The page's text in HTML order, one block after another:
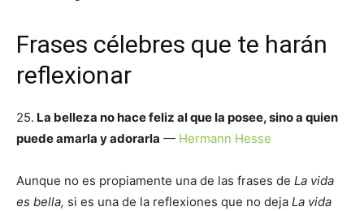
Frases célebres que te harán
reflexionar
25. La belleza no hace feliz al que la posee, sino a quien
puede amarla y adorarla — Hermann Hesse
Aunque no es propiamente una de las frases de La vida
es bella, si es una de la reflexiones que no deja La vida